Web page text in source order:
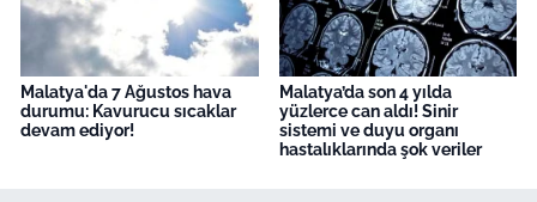
Malatya'da 7 Ağustos hava
durumu: Kavurucu sıcaklar
devam ediyor!
Malatya’da son 4 yılda
yüzlerce can aldı! Sinir
sistemi ve duyu organı
hastalıklarında şok veriler